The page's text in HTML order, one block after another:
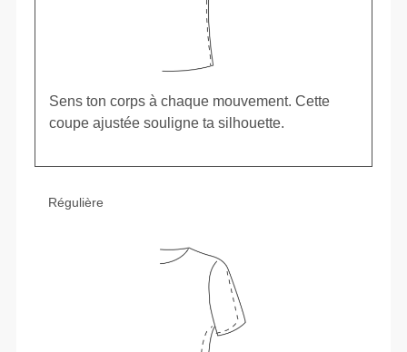
Sens ton corps à chaque mouvement. Cette
coupe ajustée souligne ta silhouette.
Régulière